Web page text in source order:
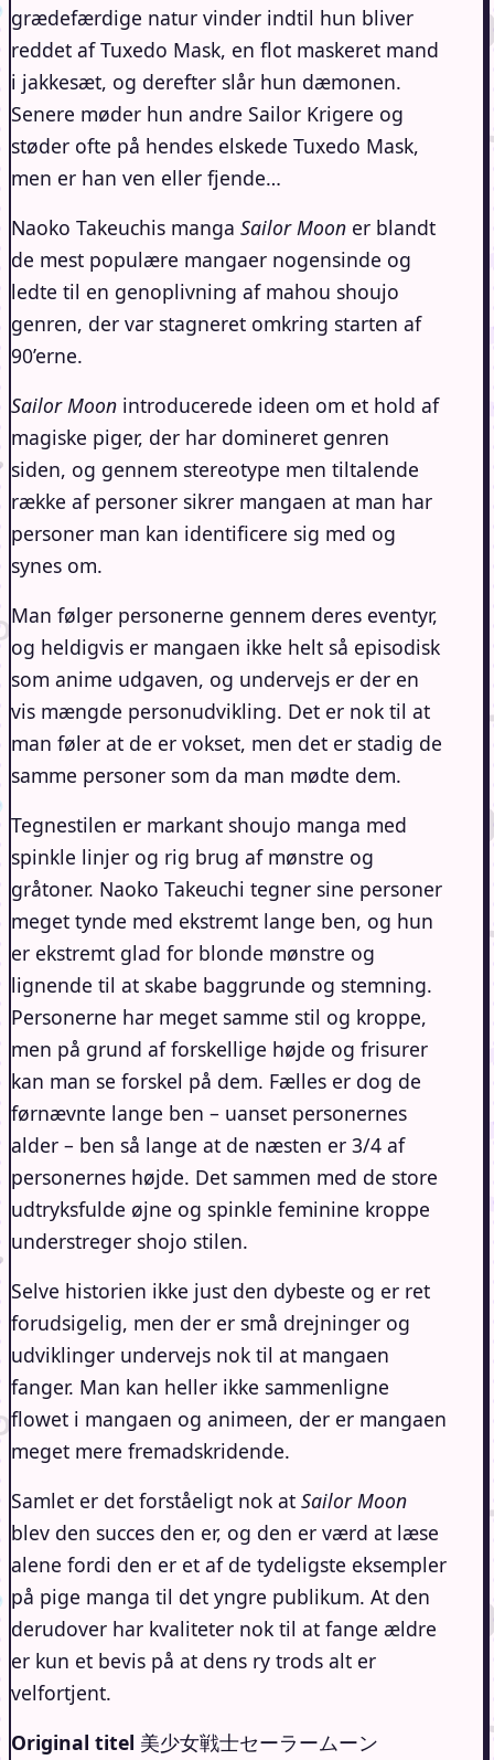
grædefærdige natur vinder indtil hun bliver
reddet af Tuxedo Mask, en flot maskeret mand
i jakkesæt, og derefter slår hun dæmonen.
Senere møder hun andre Sailor Krigere og
støder ofte på hendes elskede Tuxedo Mask,
men er han ven eller fjende…
Naoko Takeuchis manga Sailor Moon er blandt
de mest populære mangaer nogensinde og
ledte til en genoplivning af mahou shoujo
genren, der var stagneret omkring starten af
90’erne.
Sailor Moon introducerede ideen om et hold af
magiske piger, der har domineret genren
siden, og gennem stereotype men tiltalende
række af personer sikrer mangaen at man har
personer man kan identificere sig med og
synes om.
Man følger personerne gennem deres eventyr,
og heldigvis er mangaen ikke helt så episodisk
som anime udgaven, og undervejs er der en
vis mængde personudvikling. Det er nok til at
man føler at de er vokset, men det er stadig de
samme personer som da man mødte dem.
Tegnestilen er markant shoujo manga med
spinkle linjer og rig brug af mønstre og
gråtoner. Naoko Takeuchi tegner sine personer
meget tynde med ekstremt lange ben, og hun
er ekstremt glad for blonde mønstre og
lignende til at skabe baggrunde og stemning.
Personerne har meget samme stil og kroppe,
men på grund af forskellige højde og frisurer
kan man se forskel på dem. Fælles er dog de
førnævnte lange ben – uanset personernes
alder – ben så lange at de næsten er 3/4 af
personernes højde. Det sammen med de store
udtryksfulde øjne og spinkle feminine kroppe
understreger shojo stilen.
Selve historien ikke just den dybeste og er ret
forudsigelig, men der er små drejninger og
udviklinger undervejs nok til at mangaen
fanger. Man kan heller ikke sammenligne
flowet i mangaen og animeen, der er mangaen
meget mere fremadskridende.
Samlet er det forståeligt nok at Sailor Moon
blev den succes den er, og den er værd at læse
alene fordi den er et af de tydeligste eksempler
på pige manga til det yngre publikum. At den
derudover har kvaliteter nok til at fange ældre
er kun et bevis på at dens ry trods alt er
velfortjent.
Original titel 美少女戦士セーラームーン